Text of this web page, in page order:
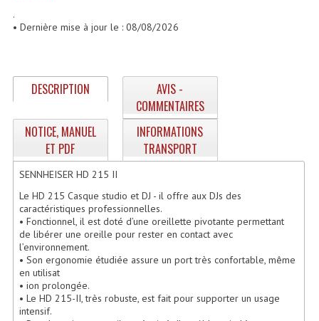
Haut-Parleurs Moteurs Tweeters Filtres
Haut Parleurs Sono
Filtres Passifs
Moteurs Pavillons Pour Enceinte
Platines Disque Vinyles
.
• Dernière mise à jour le : 08/08/2026
DESCRIPTION
AVIS -
COMMENTAIRES
NOTICE, MANUEL
ET PDF
INFORMATIONS
TRANSPORT
SENNHEISER HD 215 II
Le HD 215 Casque studio et DJ - il offre aux DJs des
caractéristiques professionnelles.
• Fonctionnel, il est doté d’une oreillette pivotante permettant
de libérer une oreille pour rester en contact avec
l’environnement.
• Son ergonomie étudiée assure un port très confortable, même
en utilisat
• ion prolongée.
• Le HD 215-II, très robuste, est fait pour supporter un usage
intensif.